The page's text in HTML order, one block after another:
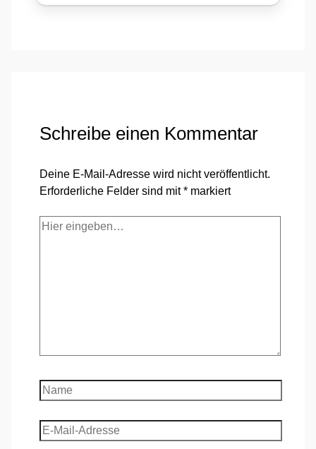
Schreibe einen Kommentar
Deine E-Mail-Adresse wird nicht veröffentlicht.
Erforderliche Felder sind mit* markiert
Hier
Name
E-
Mail-